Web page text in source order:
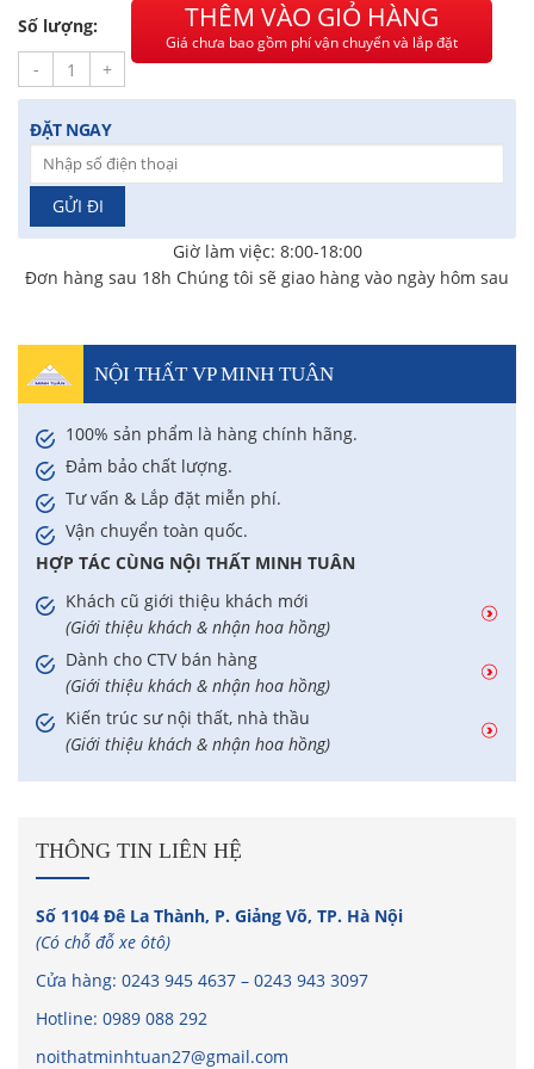
Anh Quang
51 Ngô Quyền đã mua 4 giờ trước
47 Mai Hắc Đế đã mua 5 giờ trước
Số lượng:
-
+
THÊM VÀO GIỎ HÀNG
Giá chưa bao gồm phí vận chuyển và lắp đặt
ĐẶT NGAY
Giờ làm việc: 8:00-18:00
Đơn hàng sau 18h Chúng tôi sẽ giao hàng vào ngày hôm sau
NỘI THẤT VP MINH TUÂN
100% sản phẩm là hàng chính hãng.
Đảm bảo chất lượng.
Tư vấn & Lắp đặt miễn phí.
Vận chuyển toàn quốc.
HỢP TÁC CÙNG NỘI THẤT MINH TUÂN
Khách cũ giới thiệu khách mới
(Giới thiệu khách & nhận hoa hồng)
Dành cho CTV bán hàng
(Giới thiệu khách & nhận hoa hồng)
Kiến trúc sư nội thất, nhà thầu
(Giới thiệu khách & nhận hoa hồng)
THÔNG TIN LIÊN HỆ
Số 1104 Đê La Thành, P. Giảng Võ, TP. Hà Nội
(Có chỗ đỗ xe ôtô)
Cửa hàng: 0243 945 4637 – 0243 943 3097
Hotline: 0989 088 292
noithatminhtuan27@gmail.com